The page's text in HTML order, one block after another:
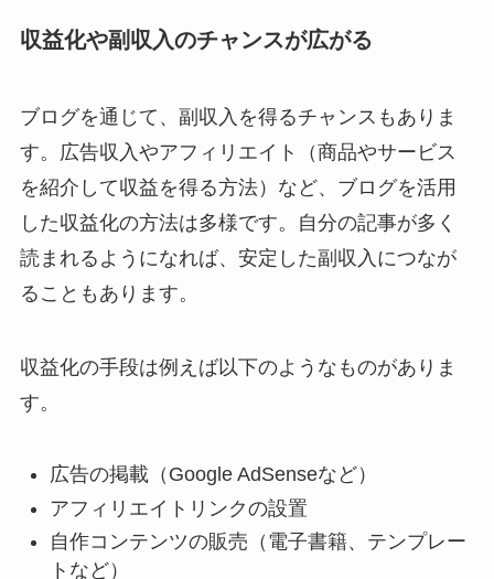
収益化や副収入のチャンスが広がる
ブログを通じて、副収入を得るチャンスもありま
す。広告収入やアフィリエイト（商品やサービス
を紹介して収益を得る方法）など、ブログを活用
した収益化の方法は多様です。自分の記事が多く
読まれるようになれば、安定した副収入につなが
ることもあります。
収益化の手段は例えば以下のようなものがありま
す。
広告の掲載（Google AdSenseなど）
アフィリエイトリンクの設置
自作コンテンツの販売（電子書籍、テンプレー
トなど）